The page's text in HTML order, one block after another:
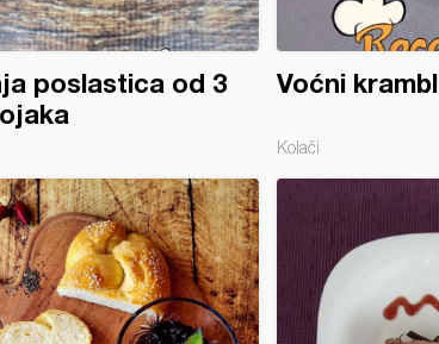
poslastica od 3
Voćni krambl
Kolači